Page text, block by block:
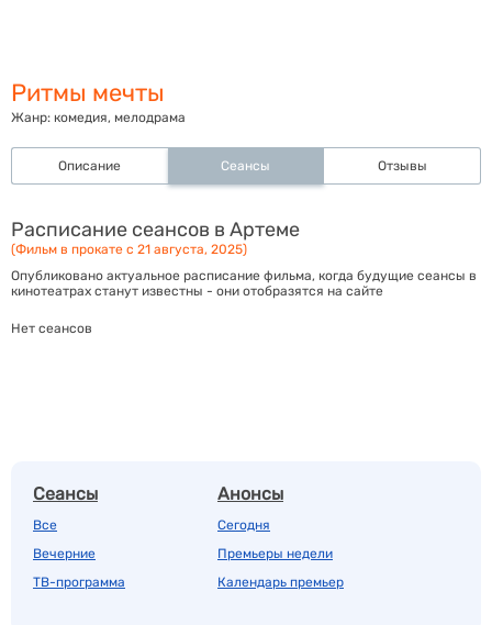
Ритмы мечты
Жанр: комедия, мелодрама
Описание Сеансы Отзывы
Расписание сеансов в Артеме
(Фильм в прокате с 21 августа, 2025)
Опубликовано актуальное расписание фильма, когда будущие сеансы в
кинотеатрах станут известны - они отобразятся на сайте
Нет сеансов
Сеансы
Все
Вечерние
ТВ-программа
Анонсы
Сегодня
Премьеры недели
Календарь премьер